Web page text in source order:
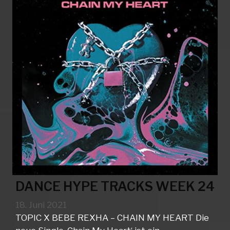
DANCE HYPE TRACKS WEEK 24
18. Juni 2021
TOPIC X BEBE REXHA – CHAIN MY HEART Die